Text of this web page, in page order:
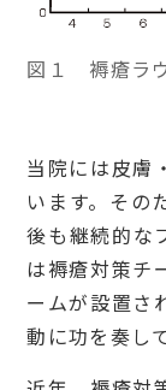
図１ 褥瘡ラ
当院には皮膚
います。その
後も継続的な
は褥瘡対策チ
ームが設置さ
動に功を奏し